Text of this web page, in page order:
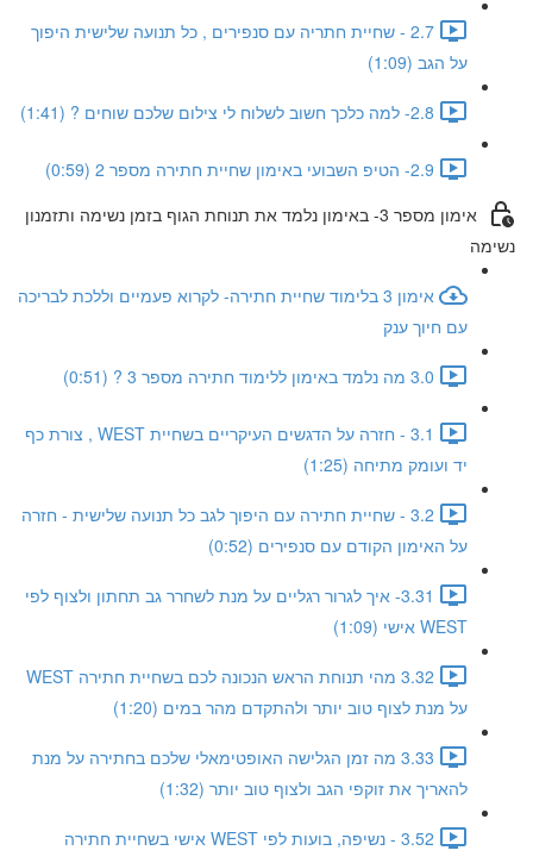
2.7 - שחיית חתריה עם סנפירים , כל תנועה שלישית היפוך
על הגב (1:09)
2.8- למה כלכך חשוב לשלוח לי צילום שלכם שוחים ? (1:41)
2.9- הטיפ השבועי באימון שחיית חתירה מספר 2 (0:59)
אימון מספר 3- באימון נלמד את תנוחת הגוף בזמן נשימה ותזמנון
נשימה
אימון 3 בלימוד שחיית חתירה- לקרוא פעמיים וללכת לבריכה
עם חיוך ענק
3.0 מה נלמד באימון ללימוד חתירה מספר 3 ? (0:51)
3.1 - חזרה על הדגשים העיקריים בשחיית WEST , צורת כף
יד ועומק מתיחה (1:25)
3.2 - שחיית חתירה עם היפוך לגב כל תנועה שלישית - חזרה
על האימון הקודם עם סנפירים (0:52)
3.31- איך לגרור רגליים על מנת לשחרר גב תחתון ולצוף לפי
WEST אישי (1:09)
3.32 מהי תנוחת הראש הנכונה לכם בשחיית חתירה WEST
על מנת לצוף טוב יותר ולהתקדם מהר במים (1:20)
3.33 מה זמן הגלישה האופטימאלי שלכם בחתירה על מנת
להאריך את זוקפי הגב ולצוף טוב יותר (1:32)
3.52 - נשיפה, בועות לפי WEST אישי בשחיית חתירה